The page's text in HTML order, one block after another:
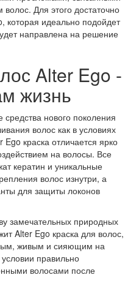
Для этого достаточно
, которая идеально подойдет
направлена на решение
Alter Ego -
жизнь
нового поколения
волос как в условиях
Ego краска отличается ярко
на волосы. Все
кератин и уникальные
волос изнутри, а
для защиты локонов
замечательных природных
Alter Ego краска для волос,
живым и сияющим на
правильно
волосами после